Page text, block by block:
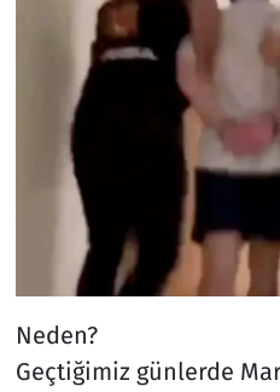
Neden?
Geçtiğimiz günlerde
Seçim 2023
Spor
Teknoloji ve Bilim
Televizyon